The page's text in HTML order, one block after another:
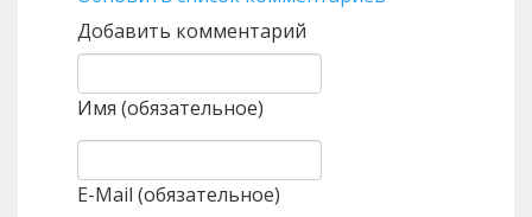
Добавить комментарий
Имя (обязательное)
E-Mail (обязательное)